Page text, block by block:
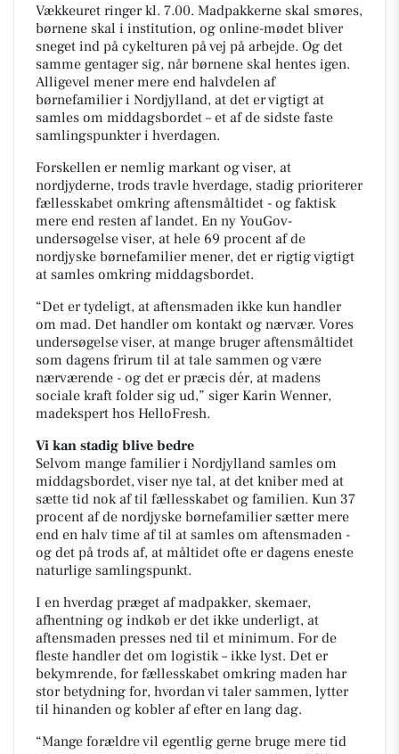
Vækkeuret ringer kl. 7.00. Madpakkerne skal smøres,
børnene skal i institution, og online-mødet bliver
sneget ind på cykelturen på vej på arbejde. Og det
samme gentager sig, når børnene skal hentes igen.
Alligevel mener mere end halvdelen af
børnefamilier i Nordjylland, at det er vigtigt at
samles om middagsbordet – et af de sidste faste
samlingspunkter i hverdagen.
Forskellen er nemlig markant og viser, at
nordjyderne, trods travle hverdage, stadig prioriterer
fællesskabet omkring aftensmåltidet - og faktisk
mere end resten af landet. En ny YouGov-
undersøgelse viser, at hele 69 procent af de
nordjyske børnefamilier mener, det er rigtig vigtigt
at samles omkring middagsbordet.
“Det er tydeligt, at aftensmaden ikke kun handler
om mad. Det handler om kontakt og nærvær. Vores
undersøgelse viser, at mange bruger aftensmåltidet
som dagens frirum til at tale sammen og være
nærværende - og det er præcis dér, at madens
sociale kraft folder sig ud,” siger Karin Wenner,
madekspert hos HelloFresh.
Vi kan stadig blive bedre
Selvom mange familier i Nordjylland samles om
middagsbordet, viser nye tal, at det kniber med at
sætte tid nok af til fællesskabet og familien. Kun 37
procent af de nordjyske børnefamilier sætter mere
end en halv time af til at samles om aftensmaden -
og det på trods af, at måltidet ofte er dagens eneste
naturlige samlingspunkt.
I en hverdag præget af madpakker, skemaer,
afhentning og indkøb er det ikke underligt, at
aftensmaden presses ned til et minimum. For de
fleste handler det om logistik – ikke lyst. Det er
bekymrende, for fællesskabet omkring maden har
stor betydning for, hvordan vi taler sammen, lytter
til hinanden og kobler af efter en lang dag.
“Mange forældre vil egentlig gerne bruge mere tid